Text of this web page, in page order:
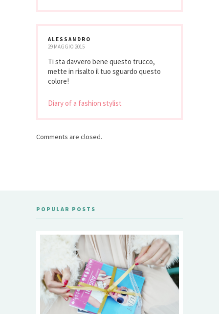
ALESSANDRO
29 MAGGIO 2015
Ti sta davvero bene questo trucco,
mette in risalto il tuo sguardo questo
colore!
Diary of a fashion stylist
Comments are closed.
POPULAR POSTS